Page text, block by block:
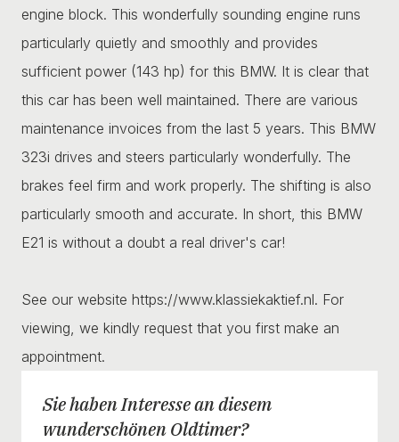
engine block. This wonderfully sounding engine runs
particularly quietly and smoothly and provides
sufficient power (143 hp) for this BMW. It is clear that
this car has been well maintained. There are various
maintenance invoices from the last 5 years. This BMW
323i drives and steers particularly wonderfully. The
brakes feel firm and work properly. The shifting is also
particularly smooth and accurate. In short, this BMW
E21 is without a doubt a real driver's car!
See our website https://www.klassiekaktief.nl. For
viewing, we kindly request that you first make an
appointment.
Sie haben Interesse an diesem
wunderschönen Oldtimer?